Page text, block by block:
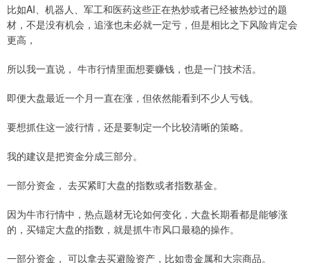
比如AI、机器人、军工和医药这些正在热炒或者已经被热炒过的题
材，不是没有机会，追涨也未必就一定亏，但是相比之下风险肯定会
更高，
所以我一直说， 牛市行情里面想要赚钱，也是一门技术活。
即便大盘最近一个月一直在涨，但依然能看到不少人亏钱。
要想抓住这一波行情，还是要制定一个比较清晰的策略。
我的建议是把资金分成三部分。
一部分资金， 去买紧盯大盘的指数或者指数基金。
因为牛市行情中，热点题材无论如何变化，大盘长期看都是能够涨
的，买锚定大盘的指数，就是抓牛市风口最稳的操作。
一部分资金， 可以拿去买避险资产，比如贵金属和大宗商品。